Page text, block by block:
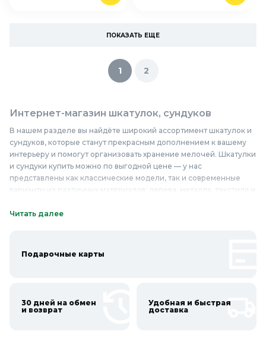
ПОКАЗАТЬ ЕЩЕ
1 2
Интернет-магазин шкатулок, сундуков
В нашем разделе вы найдёте широкий ассортимент шкатулок и
сундуков, которые станут прекрасным дополнением к вашему
интерьеру и помогут организовать хранение мелочей. Шкатулки
и сундуки купить можно по выгодной цене — у нас
представлены как классические модели, так и современные
варианты из различных материалов: дерева, металла, текстиля и
надёжностью и долговечностью, а также привлекательным
нашем интернет-магазине вы найдёте шкатулки с замками и
Читать далее
Подарочные карты
30 дней на обмен
и возврат
Удобная и быстрая
доставка